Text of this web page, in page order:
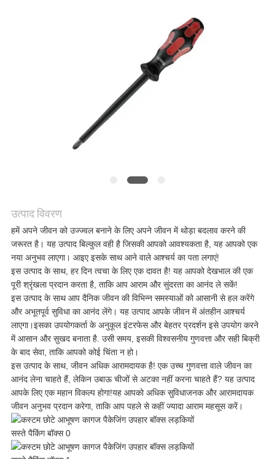
उद्धरण
का
अनुरोध
करें
साइटमैप
गोपनीयता
नीति
उत्पाद विवरण
हमें अपने जीवन को उज्ज्वल बनाने के लिए अपने जीवन में थोड़ा बदलाव करने की
जरूरत है। यह उत्पाद बिल्कुल वही है जिसकी आपको आवश्यकता है, यह आपको एक
नया अनुभव लाएगा। आइए इसके साथ आने वाले आश्चर्य का पता लगाएं!
इस उत्पाद के साथ, हर दिन त्वचा के लिए एक दावत है! यह आपको देखभाल की एक
पूरी श्रृंखला प्रदान करता है, ताकि आप आराम और सुंदरता का आनंद ले सकें!
इस उत्पाद के साथ आप दैनिक जीवन की विभिन्न समस्याओं को आसानी से हल करेंगे
और अभूतपूर्व सुविधा का आनंद लेंगे। यह उत्पाद आपके जीवन में अंतहीन आश्चर्य
लाएगा।इसका उपयोगकर्ता के अनुकूल इंटरफेस और बेहतर प्रदर्शन इसे उपयोग करने
में आसान और सुखद बनाता है. उसी समय, इसकी विश्वसनीय गुणवत्ता और सही बिक्री
के बाद सेवा, ताकि आपको कोई चिंता न हो।
इस उत्पाद के साथ, जीवन अधिक आरामदायक है! एक उच्च गुणवत्ता वाले जीवन का
आनंद लेना चाहते हैं, लेकिन उबाऊ चीजों से अटका नहीं करना चाहते हैं? यह उत्पाद
आपके लिए एक महान विकल्प होगा!यह आपको अधिक सुविधाजनक और आरामदायक
जीवन अनुभव प्रदान करेगा, ताकि आप पहले से कहीं ज्यादा आराम महसूस करें।